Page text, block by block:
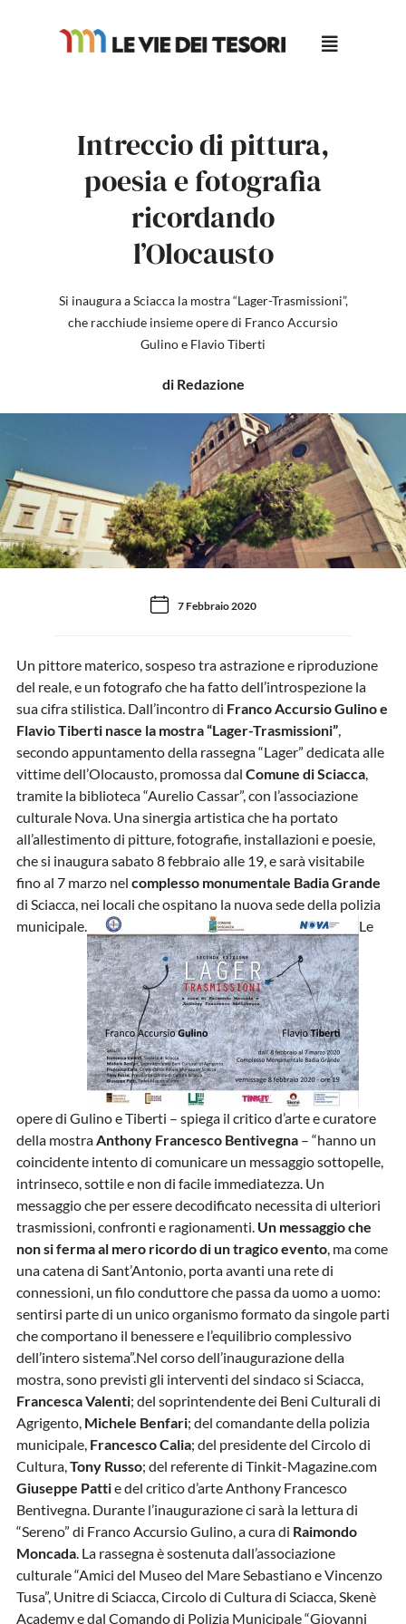
Intreccio di pittura,
poesia e fotografia
ricordando
l’Olocausto
Si inaugura a Sciacca la mostra “Lager-Trasmissioni”,
che racchiude insieme opere di Franco Accursio
Gulino e Flavio Tiberti
di Redazione
7 Febbraio 2020
Un pittore materico, sospeso tra astrazione e riproduzione
del reale, e un fotografo che ha fatto dell’introspezione la
sua cifra stilistica. Dall’incontro di Franco Accursio Gulino e
Flavio Tiberti nasce la mostra “Lager-Trasmissioni”,
secondo appuntamento della rassegna “Lager” dedicata alle
vittime dell’Olocausto, promossa dal Comune di Sciacca,
tramite la biblioteca “Aurelio Cassar”, con l’associazione
culturale Nova. Una sinergia artistica che ha portato
all’allestimento di pitture, fotografie, installazioni e poesie,
che si inaugura sabato 8 febbraio alle 19, e sarà visitabile
fino al 7 marzo nel complesso monumentale Badia Grande
di Sciacca, nei locali che ospitano la nuova sede della polizia
municipale.
Le
opere di Gulino e Tiberti – spiega il critico d’arte e curatore
della mostraAnthony Francesco Bentivegna– “hanno un
coincidente intento di comunicare un messaggio sottopelle,
intrinseco, sottile e non di facile immediatezza. Un
messaggio che per essere decodificato necessita di ulteriori
trasmissioni, confronti e ragionamenti. Un messaggio che
non si ferma al mero ricordo di un tragico evento, ma come
una catena di Sant’Antonio, porta avanti una rete di
connessioni, un filo conduttore che passa da uomo a uomo:
sentirsi parte di un unico organismo formato da singole parti
che comportano il benessere e l’equilibrio complessivo
dell’intero sistema”.Nel corso dell’inaugurazione della
mostra, sono previsti gli interventi del sindaco si Sciacca,
Francesca Valenti; del soprintendente dei Beni Culturali di
Agrigento, Michele Benfari; del comandante della polizia
municipale,Francesco Calia; del presidente del Circolo di
Cultura,Tony Russo; del referente di Tinkit-Magazine.com
Giuseppe Pattie del critico d’arte Anthony Francesco
Bentivegna. Durante l’inaugurazione ci sarà la lettura di
“Sereno” di Franco Accursio Gulino, a cura di Raimondo
Moncada. La rassegna è sostenuta dall’associazione
culturale “Amici del Museo del Mare Sebastiano e Vincenzo
Tusa”, Unitre di Sciacca, Circolo di Cultura di Sciacca, Skenè
Academy e dal Comando di Polizia Municipale “Giovanni